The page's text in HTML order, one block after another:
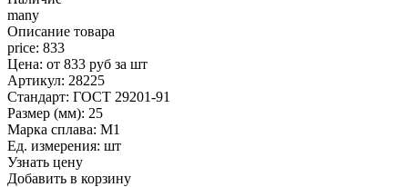
many
Описание товара
price: 833
Цена: от 833 руб за шт
Артикул: 28225
Стандарт: ГОСТ 29201-91
Размер (мм): 25
Марка сплава: М1
Ед. измерения: шт
Узнать цену
Добавить в корзину